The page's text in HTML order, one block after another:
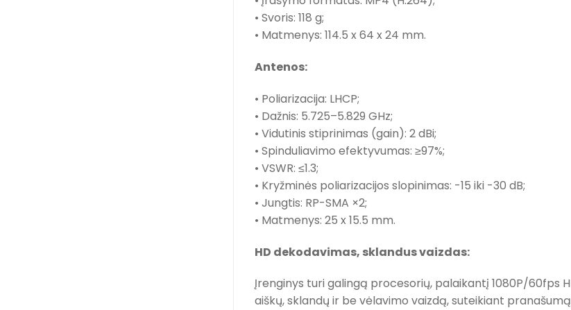
• Svoris: 118 g;
• Matmenys: 114.5 x 64 x 24 mm.
Antenos:
• Poliarizacija: LHCP;
• Dažnis: 5.725–5.829 GHz;
• Vidutinis stiprinimas (gain): 2 dBi;
• Spinduliavimo efektyvumas: ≥97%;
• VSWR: ≤1.3;
• Kryžminės poliarizacijos slopinimas: -15 iki -30 dB;
• Jungtis: RP-SMA ×2;
• Matmenys: 25 x 15.5 mm.
HD dekodavimas, sklandus vaizdas:
Įrenginys turi galingą procesorių, palaikantį 1080P/60fps
aiškų, sklandų ir be vėlavimo vaizdą, suteikiant